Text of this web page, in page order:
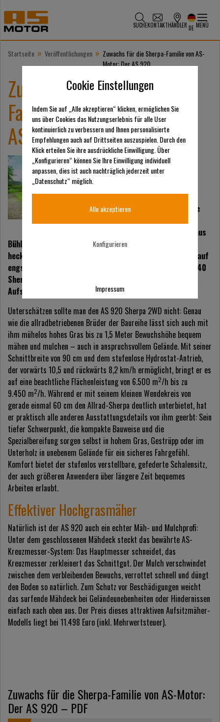
SUCHEKONTAKTHÄNDLER DE MENÜ
Startseite » Veröffentlichungen » Zuwachs für die Sherpa-Familie von AS-
Motor: Der AS 920
Zuwachs für die Sherpa-
Familie von AS-Motor: Der
AS 920
Ab sofort hat die
Gerätefamilie von AS-
Aufsitzmäher AS 920
Sherpa 2WD ergänzt die
Hochgrasspezialisten aus
Bühlertann. Das geländetaugliche Gerät lässt sich als
heckangetriebener Aufsitzmäher mit Differentialsperre auf
engstem Raum wenden. Als Variante des bewährten AS 940
Sherpa 4WD ist er die ideale Lösung für alle, die ein
Aufsitzmäher-Einstiegsmodell suchen.
Unterschätzen sollte man den AS 920 Sherpa 2WD nicht: Genau
wie die allradbetriebenen Brüder der Baureihe lässt sich auch mit
ihm mühelos hohes Gras bis zu 1,5 Meter Bewuchshöhe bequem
mähen und mulchen – auch in anspruchsvollem Gelände. Mit seiner
Schnittbreite von 90 cm und dem stufenlose Hydrostat-Antrieb,
der vorwärts 10,5 und rückwärts 8,2 km/h ermöglicht, bringt er es
auf eine beachtliche Flächenleistung von 6.500 m2/h bis zu
9.450 m2/h. Während er mit seinem kleinen Wendekreis von
gerade einmal 60 cm den Allrad-Sherpa deutlich unterbietet, hat
er praktisch alle anderen Ausstattungsdetails von ihm geerbt: Sein
tiefer Schwerpunkt, die kompakte Bauweise und die
Spezialbereifung sorgen selbst in hohem Gras, Gestrüpp oder im
Unterholz in unebenem Gelände für ein sicheres Fahrgefühl.
Komfort bietet der stufenlos verstellbare, gefederte Schalensitz,
der auch größeren Anwendern über längere Zeit bequemes
Arbeiten erlaubt.
Effektiver Hochgrasmäher
Natürlich ist der AS 920 auch ein echter Mäh- und Mulchprofi:
Unter dem geschlossenen Mähdeck steckt das bewährte AS-
Kreuzmesser-System: Das Hauptmesser schneidet, das
Kreuzmesser zerkleinert das Schnittgut. Der Mulch verschwindet
zwischen dem verbleibenden Bewuchs, verrottet schnell und düngt
den Boden so natürlich. Zum Schutz vor Beschädigungen weicht
das surfende Mähdeck bei Geländeunebenheiten oder Hindernissen
einfach nach oben aus. Der Preis dieses attraktiven Aufsitzmäher-
Modells liegt bei 11.498 Euro (inkl. Mehrwertsteuer).
Zuwachs für die Sherpa-Familie von AS-Motor:
Der AS 920 – PDF
Cookie Einstellungen
Indem Sie auf „Alle akzeptieren“ klicken, ermöglichen Sie
uns über Cookies das Nutzungserlebnis für alle User
kontinuierlich zu verbessern und Ihnen personalisierte
Empfehlungen auch auf Drittseiten auszuspielen. Durch den
Klick erteilen Sie ihre ausdrückliche Einwilligung. Über
„Konfigurieren“ können Sie Ihre Einwilligung individuell
anpassen, dies ist auch nachträglich jederzeit unter
„Datenschutz“ möglich.
Alle akzeptieren
Konfigurieren
Impressum